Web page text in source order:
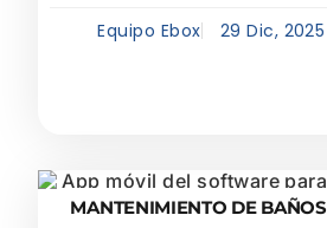
Equipo Ebox 29 Dic, 2025
MANTENIMIENTO DE BAÑOS